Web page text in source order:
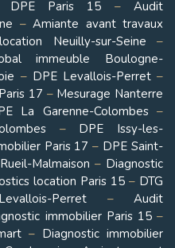
DPE Paris 15 –Audit
–Amiante avant travaux
Neuilly-sur-Seine –
immeuble Boulogne-
– DPE Levallois-Perret–
17 – Mesurage Nanterre
La Garenne-Colombes–
– DPE Issy-les-
Paris 17 – DPE Saint-
Malmaison – Diagnostic
location Paris 15 – DTG
Perret – Audit
immobilier Paris 15–
– Diagnostic immobilier